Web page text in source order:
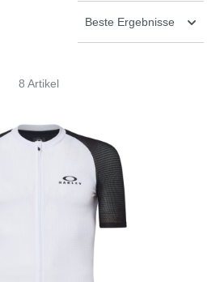
8 Artikel